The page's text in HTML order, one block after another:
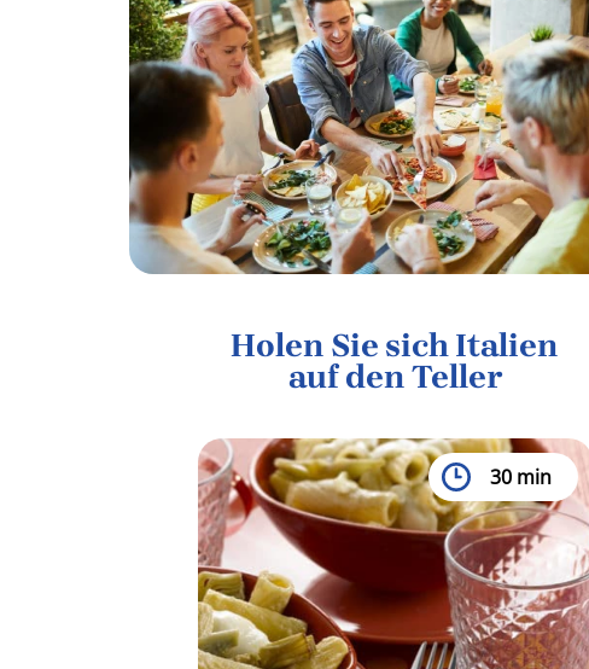
Holen Sie sich Italien
auf den Teller
30 min